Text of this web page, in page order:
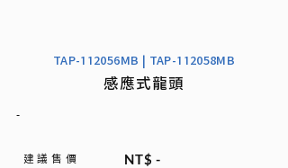
TAP-112056MB | TAP-112058MB
感應式龍頭
-
建 議 售 價 NT$ -